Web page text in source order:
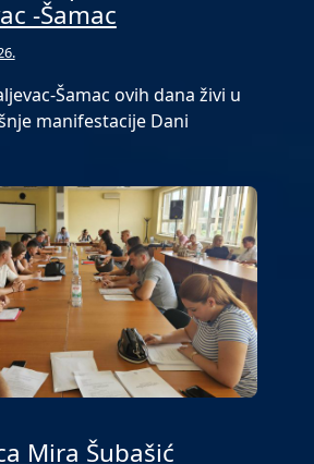
-Šamac
Šamac ovih dana živi u
manifestacije Dani
Mira Šubašić